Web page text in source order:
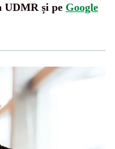
UDMR și pe Google